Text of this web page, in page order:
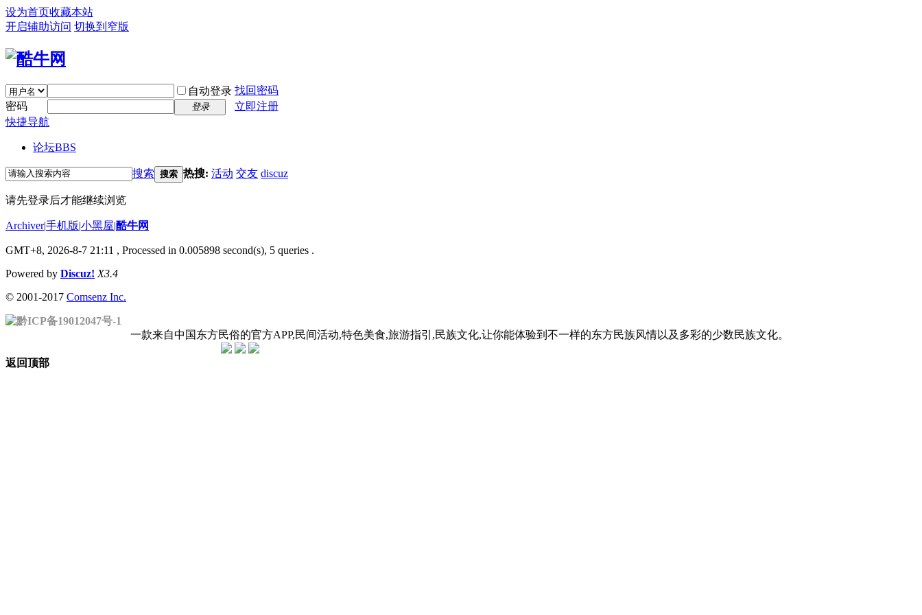
设为首页收藏本站
开启辅助访问 切换到窄版
自动登录 找回密码
密码
登录
立即注册
快捷导航
论坛BBS
搜索 搜索 热搜: 活动 交友 discuz
请先登录后才能继续浏览
Archiver|手机版|小黑屋|酷牛网
GMT+8, 2026-8-7 21:11 , Processed in 0.005898 second(s), 5 queries .
Powered by Discuz! X3.4
© 2001-2017 Comsenz Inc.
黔ICP备19012047号-1
一款来自中国东方民俗的官方APP,民间活动,特色美食,旅游指引,民族文化,让你能体验到不一样的东方民族风情以及多彩的少数民族文化。
返回顶部